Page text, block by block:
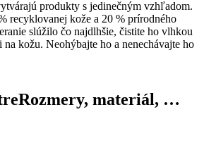
produkty s jedinečným vzhľadom.
recyklovanej kože a 20 % prírodného
slúžilo čo najdlhšie, čistite ho vlhkou
kožu. Neohýbajte ho a nenechávajte ho
Rozmery, materiál, …